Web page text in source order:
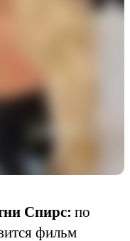
Спирс: по
фильм